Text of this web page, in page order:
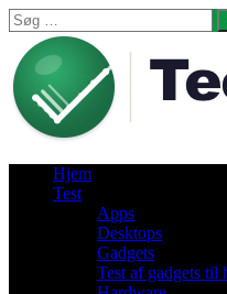
Søg
efter:
Hjem
Test
Apps
Desktops
Gadgets
Test af gadgets til